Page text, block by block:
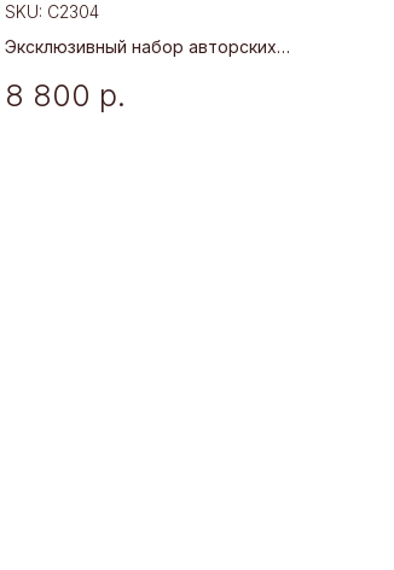
SKU: C2304
Эксклюзивный набор авторских
сказки Андрея Усачева
8 800 р.